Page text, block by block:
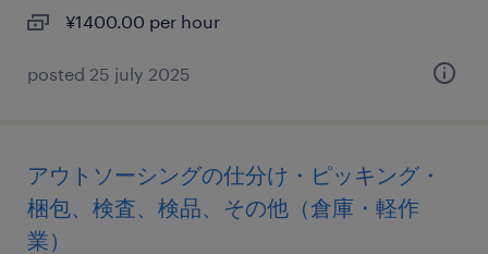
¥1400.00 per hour
posted 25 july 2025
アウトソーシングの仕分け・ピッキング・
梱包、検査、検品、その他（倉庫・軽作
業）